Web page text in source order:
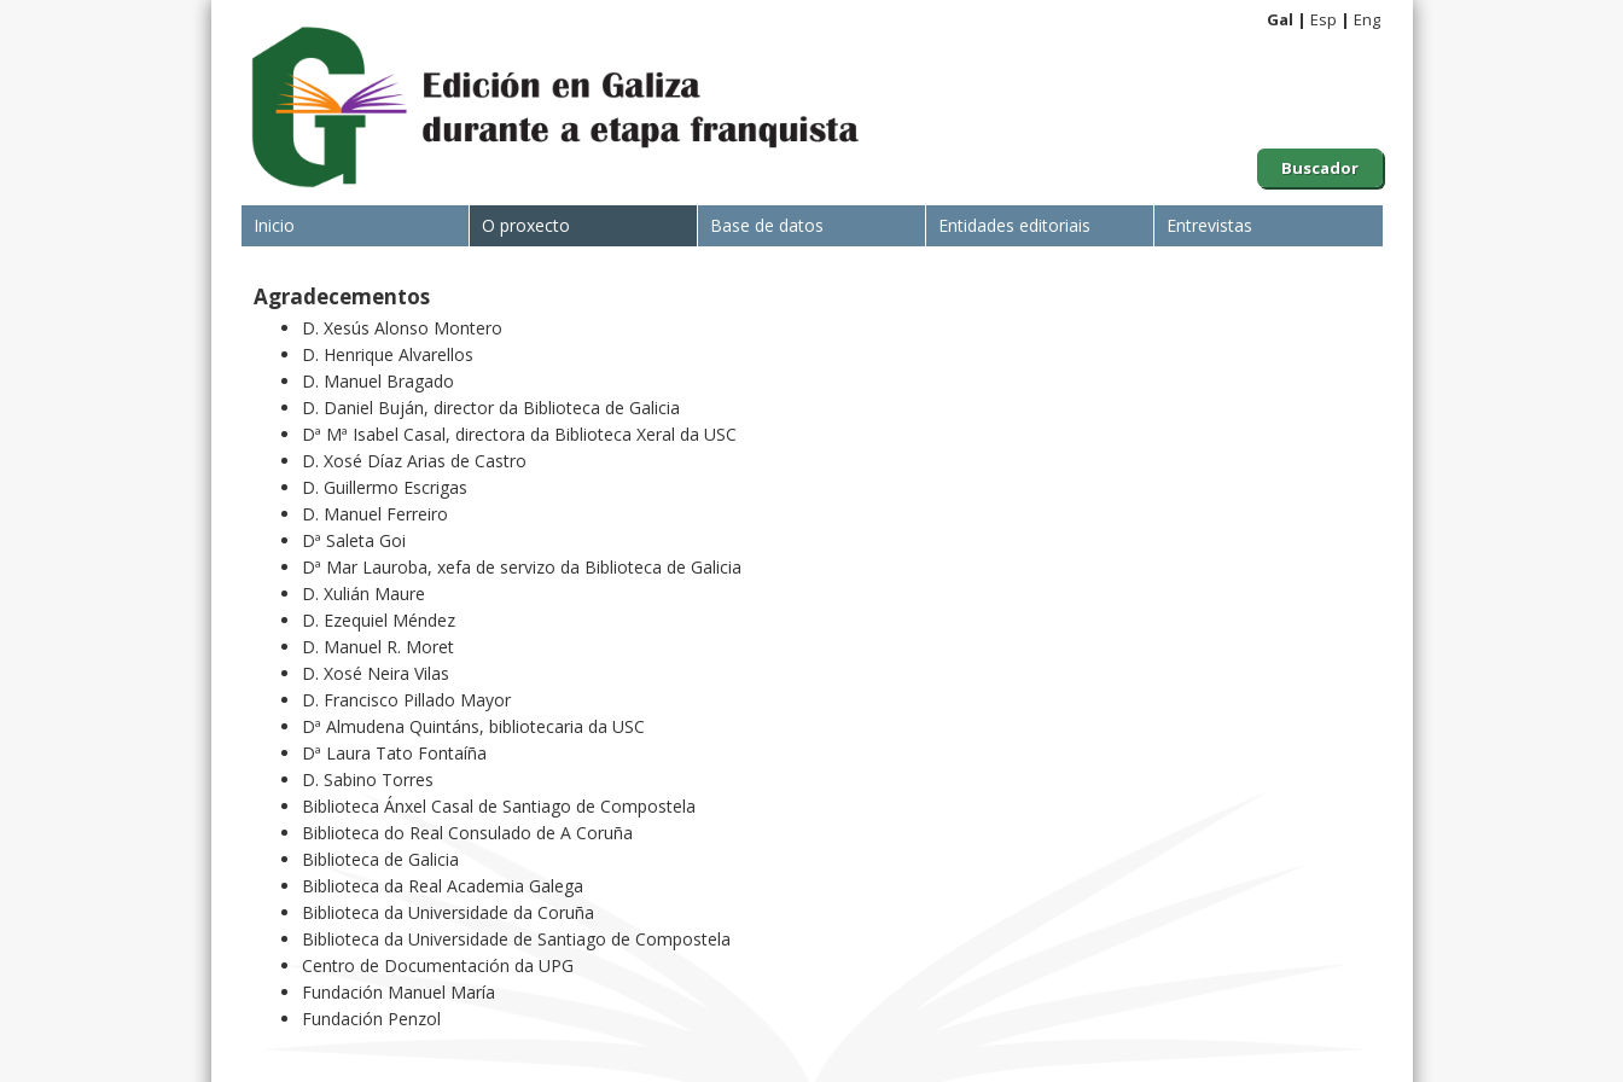
Buscador
Gal Esp Eng
Inicio O proxecto Base de datos Entidades editoriais Entrevistas
Agradecementos
D. Xesús Alonso Montero
D. Henrique Alvarellos
D. Manuel Bragado
D. Daniel Buján, director da Biblioteca de Galicia
Dª Mª Isabel Casal, directora da Biblioteca Xeral da USC
D. Xosé Díaz Arias de Castro
D. Guillermo Escrigas
D. Manuel Ferreiro
Dª Saleta Goi
Dª Mar Lauroba, xefa de servizo da Biblioteca de Galicia
D. Xulián Maure
D. Ezequiel Méndez
D. Manuel R. Moret
D. Xosé Neira Vilas
D. Francisco Pillado Mayor
Dª Almudena Quintáns, bibliotecaria da USC
Dª Laura Tato Fontaíña
D. Sabino Torres
Biblioteca Ánxel Casal de Santiago de Compostela
Biblioteca do Real Consulado de A Coruña
Biblioteca de Galicia
Biblioteca da Real Academia Galega
Biblioteca da Universidade da Coruña
Biblioteca da Universidade de Santiago de Compostela
Centro de Documentación da UPG
Fundación Manuel María
Fundación Penzol